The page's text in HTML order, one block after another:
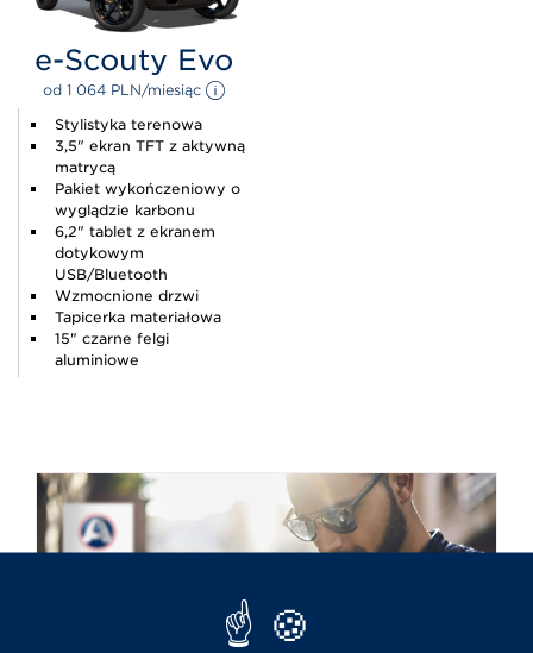
e-Scouty Evo
od 1 064 PLN/miesiąc
Stylistyka terenowa
3,5" ekran TFT z aktywną
matrycą
Pakiet wykończeniowy o
wyglądzie karbonu
6,2" tablet z ekranem
dotykowym
USB/Bluetooth
Wzmocnione drzwi
Tapicerka materiałowa
15" czarne felgi
aluminiowe